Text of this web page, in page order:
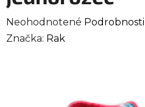
Priemerné
hodnotenie
Neohodnotené
Značka: Rak